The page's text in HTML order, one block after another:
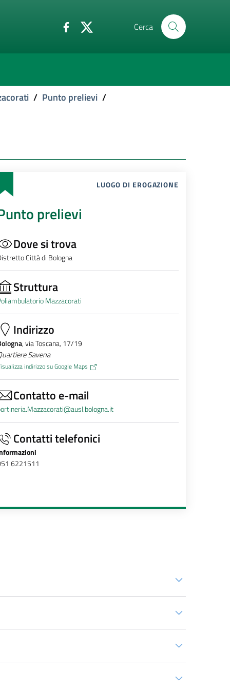
Cerca
/ Punto prelievi /
LUOGO DI EROGAZIONE
prelievi
Dove si trova
Città di Bologna
Struttura
Mazzacorati
Indirizzo
, via Toscana, 17/19
Savena
indirizzo su Google Maps
Contatto e-mail
Contatti telefonici
6221511